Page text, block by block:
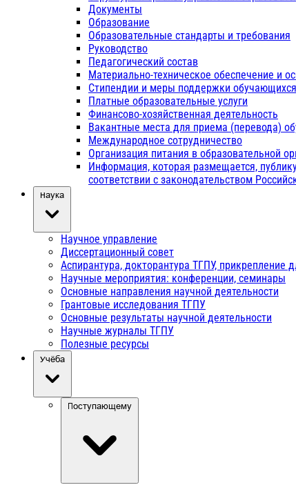
Документы
Образование
Образовательные стандарты и требования
Руководство
Педагогический состав
Материально-техническое обеспечение и
Стипендии и меры поддержки обучающихся
Платные образовательные услуги
Финансово-хозяйственная деятельность
Вакантные места для приема (перевода)
Международное сотрудничество
Организация питания в образовательной
Информация, которая размещается,
соответствии с законодательством
Наука
Научное управление
Диссертационный совет
Аспирантура, докторантура ТГПУ, прикрепление
Научные мероприятия: конференции, семинары
Основные направления научной деятельности
Грантовые исследования ТГПУ
Основные результаты научной деятельности
Научные журналы ТГПУ
Полезные ресурсы
Учёба
Поступающему